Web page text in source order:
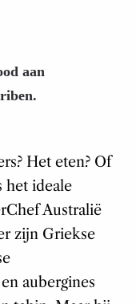
aan
Het eten? Of
het ideale
Australië
zijn Griekse
aubergines